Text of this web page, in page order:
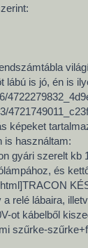
lábú is jó, én is
képeket
is használtam:
gyári szerelt
és
relé lábaira,
ot kábelből
szűrke-